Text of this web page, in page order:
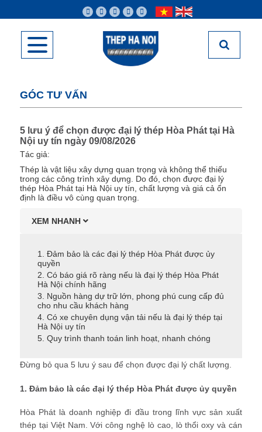
GÓC TƯ VẤN
5 lưu ý để chọn được đại lý thép Hòa Phát tại Hà
Nội uy tín ngày 09/08/2026
Tác giả:
Thép là vật liệu xây dựng quan trọng và không thể thiếu
trong các công trình xây dựng. Do đó, chọn được đại lý
thép Hòa Phát tại Hà Nội uy tín, chất lượng và giá cả ổn
định là điều vô cùng quan trọng.
XEM NHANH
1. Đảm bảo là các đại lý thép Hòa Phát được ủy
quyền
2. Có báo giá rõ ràng nếu là đại lý thép Hòa Phát
Hà Nội chính hãng
3. Nguồn hàng dự trữ lớn, phong phú cung cấp đủ
cho nhu cầu khách hàng
4. Có xe chuyên dụng vận tải nếu là đại lý thép tại
Hà Nội uy tín
5. Quy trình thanh toán linh hoạt, nhanh chóng
Đừng bỏ qua 5 lưu ý sau để chọn được đại lý chất lượng.
1. Đảm bảo là các đại lý thép Hòa Phát được ủy quyền
Hòa Phát là doanh nghiệp đi đầu trong lĩnh vực sản xuất
thép tại Việt Nam. Với công nghệ lò cao, lò thổi oxy và cán